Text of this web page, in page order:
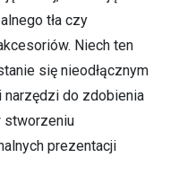
tła czy
Niech ten
się nieodłącznym
do zdobienia
stworzeniu
prezentacji